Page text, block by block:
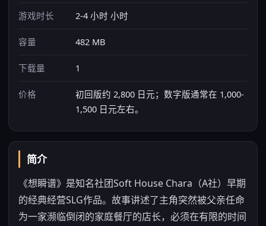
游戏时长 2-4 小时 小时
容量 482 MB
下载量 1
价格
初回版约 2,800 日元；数字版通常在 1,000-
1,500 日元左右。
简介
《想瞬谱》是知名社团Soft House Chara（A社）早期
的经典经营SLG作品。故事讲述了主角突然被父亲任命
为一家濒临倒闭的家庭餐厅的店长，必须在有限的时间